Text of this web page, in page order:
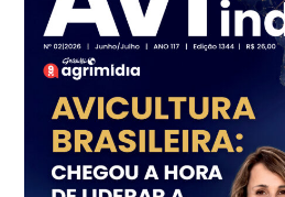
Ovo Branco - Regional
Branco
R$ 144,99
Ovo Vermelho - Regional
Grande São Paulo (SP)
R$ 153,38